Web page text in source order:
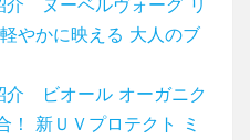
やかに映える 大人のブ
介 ビオール オーガニク
！ 新ＵＶプロテクト ミ